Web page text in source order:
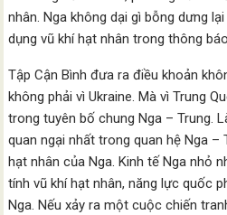
nhân. Nga không dại gì bỗng dưng
dụng vũ khí hạt nhân trong thông
Tập Cận Bình đưa ra điều khoản
không phải vì Ukraine. Mà vì Trung
trong tuyên bố chung Nga – Trung.
quan ngại nhất trong quan hệ Nga –
hạt nhân của Nga. Kinh tế Nga nhỏ
tính vũ khí hạt nhân, năng lực quốc
Nga. Nếu xảy ra một cuộc chiến